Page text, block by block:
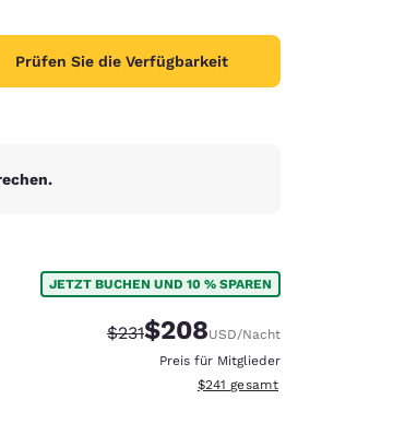
Prüfen Sie die Verfügbarkeit
JETZT BUCHEN UND 10 % SPAREN
Durchgestrichener Preis:
$231Vergünstigter Preis:
$208USD/Nacht
Preis für Mitglieder
Geschätzte Gesamtdetails
$241 gesamt